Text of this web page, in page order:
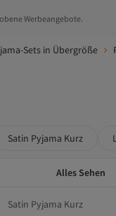
Werbeangebote.
Sets in Übergröße
Satin Pyjama Kurz
Alles Sehen
Satin Pyjama Kurz